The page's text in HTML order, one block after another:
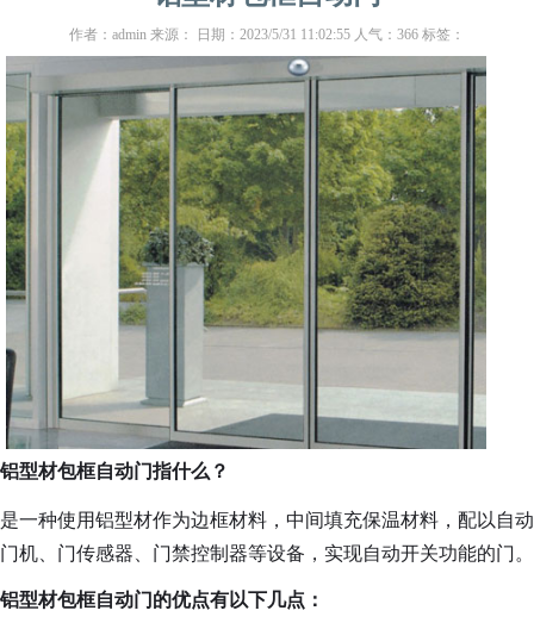
作者：admin 来源： 日期：2023/5/31 11:02:55 人气： 366 标签：
铝型材包框自动门指什么？
是一种使用铝型材作为边框材料，中间填充保温材料，配以自动
门机、门传感器、门禁控制器等设备，实现自动开关功能的门。
铝型材包框自动门的优点有以下几点：